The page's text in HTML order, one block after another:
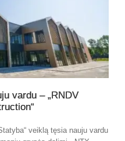
vardu – „RNDV
veiklą tęsia nauju vardu